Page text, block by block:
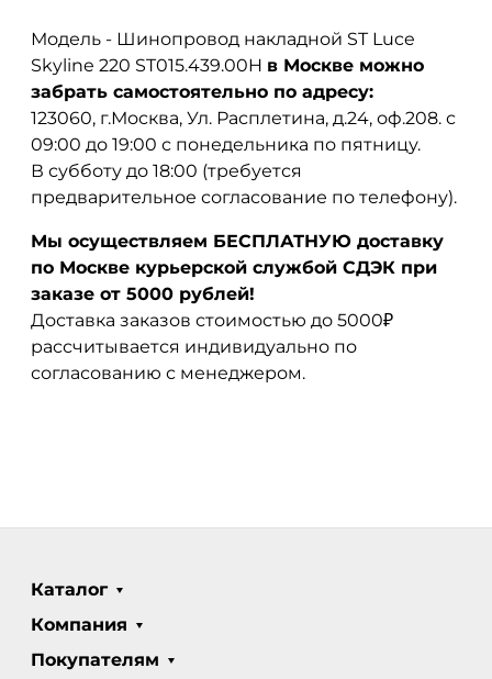
Модель - Шинопровод накладной ST Luce
Skyline 220 ST015.439.00H в Москве можно
забрать самостоятельно по адресу:
123060, г.Москва, Ул. Расплетина, д.24, оф.208. с
09:00 до 19:00 с понедельника по пятницу.
В субботу до 18:00 (требуется
предварительное согласование по телефону).
Мы осуществляем БЕСПЛАТНУЮ доставку
по Москве курьерской службой СДЭК при
заказе от 5000 рублей!
Доставка заказов стоимостью до 5000₽
рассчитывается индивидуально по
согласованию с менеджером.
Каталог
Компания
Покупателям